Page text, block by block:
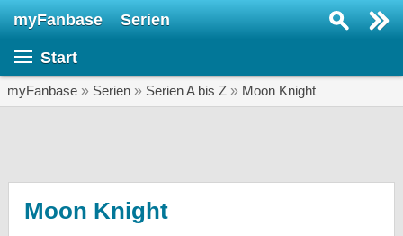
myFanbase Serien
Start
myFanbase » Serien » Serien A bis Z » Moon Knight
Moon Knight
SERIEN